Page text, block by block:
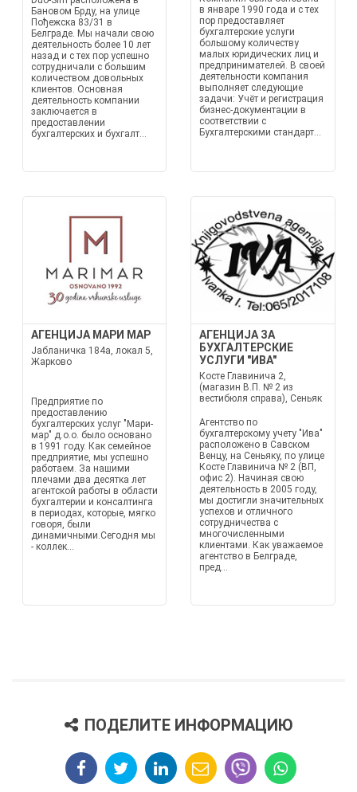
Бановом Брду, на улице
Пођежска 83/31 в
Белграде. Мы начали свою
деятельность более 10 лет
назад и с тех пор успешно
сотрудничали с большим
количеством довольных
клиентов. Основная
деятельность компании
заключается в
предоставлении
бухгалтерских и бухгалт...
в январе 1990 года и с тех
пор предоставляет
бухгалтерские услуги
большому количеству
малых юридических лиц и
предпринимателей. В своей
деятельности компания
выполняет следующие
задачи: Учёт и регистрация
бизнес-документации в
соответствии с
Бухгалтерскими стандарт...
АГЕНЦИЈА МАРИ МАР
Јабланичка 184а, локал 5,
Жарково
Предприятие по
предоставлению
бухгалтерских услуг "Мари-
мар" д.о.о. было основано
в 1991 году. Как семейное
предприятие, мы успешно
работаем. За нашими
плечами два десятка лет
агентской работы в области
бухгалтерии и консалтинга
в периодах, которые, мягко
говоря, были
динамичными.Сегодня мы
- коллек...
АГЕНЦИЈА ЗА
БУХГАЛТЕРСКИЕ
УСЛУГИ "ИВА"
Косте Главинича 2,
(магазин В.П. № 2 из
вестибюля справа), Сеньяк
Агентство по
бухгалтерскому учету "Ива"
расположено в Савском
Венцу, на Сеньяку, по улице
Косте Главинича № 2 (ВП,
офис 2). Начиная свою
деятельность в 2005 году,
мы достигли значительных
успехов и отличного
сотрудничества с
многочисленными
клиентами. Как уважаемое
агентство в Белграде,
пред...
ПОДЕЛИТЕ ИНФОРМАЦИЮ